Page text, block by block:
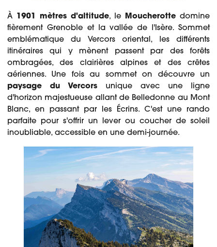
À 1901 mètres d'altitude, le Moucherotte domine
fièrement Grenoble et la vallée de l'Isère. Sommet
emblématique du Vercors oriental, les différents
itinéraires qui y mènent passent par des forêts
ombragées, des clairières alpines et des crêtes
aériennes. Une fois au sommet on découvre un
paysage du Vercors unique avec une ligne
d'horizon majestueuse allant de Belledonne au Mont
Blanc, en passant par les Écrins. C'est une rando
parfaite pour s'offrir un lever ou coucher de soleil
inoubliable, accessible en une demi-journée.